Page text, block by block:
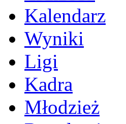
Kalendarz
Wyniki
Ligi
Kadra
Młodzież